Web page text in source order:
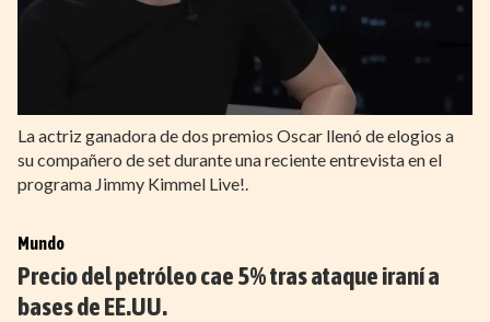
La actriz ganadora de dos premios Oscar llenó de elogios a
su compañero de set durante una reciente entrevista en el
programa Jimmy Kimmel Live!.
Precio del petróleo cae 5% tras ataque iraní a
bases de EE.UU.
Mundo